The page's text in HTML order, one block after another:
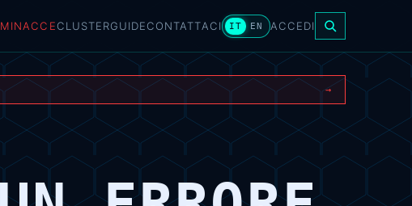
MINACCECLUSTERGUIDECONTATTACI IT EN ACCEDI
→